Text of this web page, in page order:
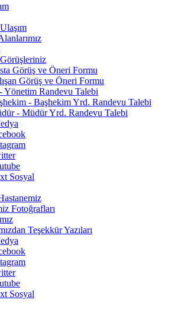
Görüş ve Öneri Formu
Görüş ve Öneri Formu
Yönetim Randevu Talebi
- Başhekim Yrd. Randevu Talebi
- Müdür Yrd. Randevu Talebi
Sosyal
Fotoğrafları
Teşekkür Yazıları
Sosyal